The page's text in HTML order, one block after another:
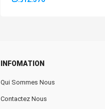
INFOMATION
Qui Sommes Nous
Contactez Nous